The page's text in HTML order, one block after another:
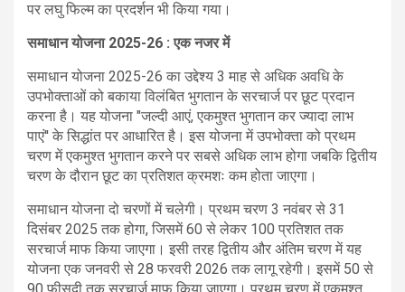
पर लघु फिल्म का प्रदर्शन भी किया गया।
समाधान योजना 2025-26 : एक नजर में
समाधान योजना 2025-26 का उद्देश्य 3 माह से अधिक अवधि के
उपभोक्ताओं को बकाया विलंबित भुगतान के सरचार्ज पर छूट प्रदान
करना है। यह योजना "जल्दी आएं, एकमुश्त भुगतान कर ज्यादा लाभ
पाएं'' के सिद्धांत पर आधारित है। इस योजना में उपभोक्ता को प्रथम
चरण में एकमुश्त भुगतान करने पर सबसे अधिक लाभ होगा जबकि द्वितीय
चरण के दौरान छूट का प्रतिशत क्रमशः कम होता जाएगा।
समाधान योजना दो चरणों में चलेगी। प्रथम चरण 3 नवंबर से 31
दिसंबर 2025 तक होगा, जिसमें 60 से लेकर 100 प्रतिशत तक
सरचार्ज माफ किया जाएगा। इसी तरह द्वितीय और अंतिम चरण में यह
योजना एक जनवरी से 28 फरवरी 2026 तक लागू रहेगी। इसमें 50 से